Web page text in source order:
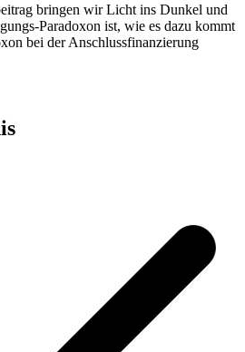
bringen wir Licht ins Dunkel und
Paradoxon ist, wie es dazu kommt
bei der Anschlussfinanzierung